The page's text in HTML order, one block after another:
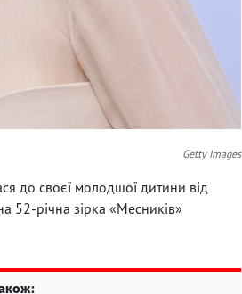
Getty Images
до своєї молодшої дитини від
52-річна зірка «Месників»